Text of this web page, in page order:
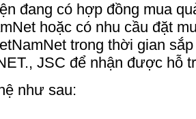
đang có hợp đồng mua
hoặc có nhu cầu đặt
trong thời gian
JSC để nhận được hỗ
như sau: